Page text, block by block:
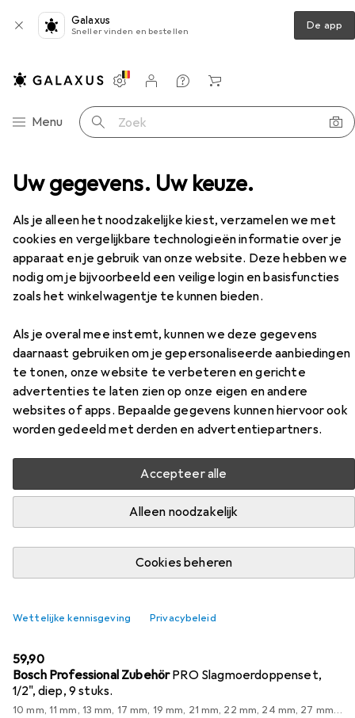
Uw gegevens. Uw keuze.
Als je alleen het noodzakelijke kiest, verzamelen we met
cookies en vergelijkbare technologieën informatie over je
apparaat en je gebruik van onze website. Deze hebben we
nodig om je bijvoorbeeld een veilige login en basisfuncties
zoals het winkelwagentje te kunnen bieden.
Als je overal mee instemt, kunnen we deze gegevens
daarnaast gebruiken om je gepersonaliseerde aanbiedingen
te tonen, onze website te verbeteren en gerichte
advertenties te laten zien op onze eigen en andere
websites of apps. Bepaalde gegevens kunnen hiervoor ook
worden gedeeld met derden en advertentiepartners.
Accepteer alle
Alleen noodzakelijk
Cookies beheren
Wettelijke kennisgeving Privacybeleid
Galaxus
Sneller vinden en bestellen De app
Categorie navigatie
Menu Zoek op
Instellingen
Klantenaccount
Produktvergelijking
Verlanglijstje
Winkelmandje
Gedore Red Radwechsel-Sortiment
EUR
186,67
Gedore RedRadwechsel-Sortiment
1/2", 40 - 200 Nm
Accessoires voor Gedore Red
Radwechsel-Sortiment
Vind passende accessoires voor de Gedore Red
Radwechsel-Sortiment uit de categorieën Dopsleutel +
dopmoer en Bits.
Populair Dopsleutel + Dopmoer Bits
EUR
59,90
Bosch Professional ZubehörPRO Slagmoerdoppenset,
1/2", diep, 9 stuks.
10 mm, 11 mm, 13 mm, 17 mm, 19 mm, 21 mm, 22 mm, 24 mm, 27 mm